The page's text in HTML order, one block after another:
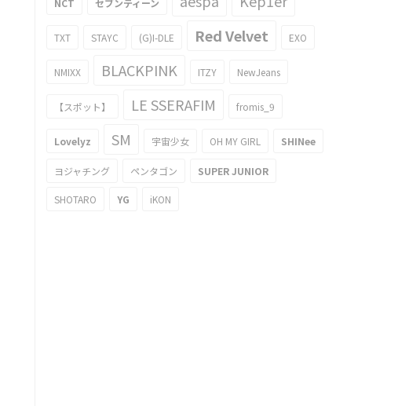
NCT セブンティーン
TXT STAYC (G)I-DLE Red Velvet EXO
NMIXX BLACKPINK ITZY NewJeans
【スポット】 LE SSERAFIM fromis_9
Lovelyz SM 宇宙少女 OH MY GIRL SHINee
ヨジャチング ペンタゴン SUPER JUNIOR
SHOTARO YG iKON